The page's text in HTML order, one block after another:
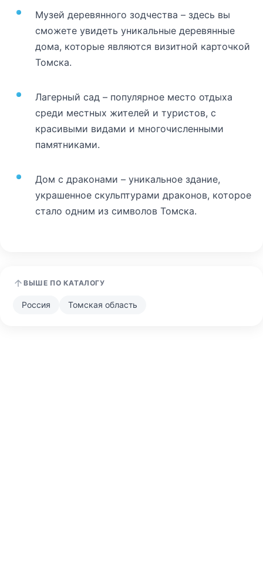
Музей деревянного зодчества – здесь вы
сможете увидеть уникальные деревянные
дома, которые являются визитной карточкой
Томска.
Лагерный сад – популярное место отдыха
среди местных жителей и туристов, с
красивыми видами и многочисленными
памятниками.
Дом с драконами – уникальное здание,
украшенное скульптурами драконов, которое
стало одним из символов Томска.
ВЫШЕ ПО КАТАЛОГУ
Россия Томская область